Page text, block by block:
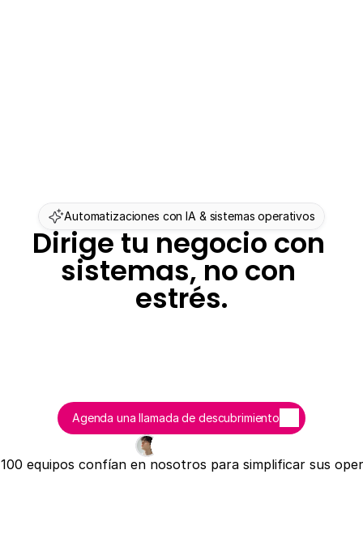
Automatizaciones con IA & sistemas operativos
Dirige tu negocio con
sistemas, no con
estrés.
Agenda una llamada de descubrimiento
equipos confían en nosotros para simplificar sus